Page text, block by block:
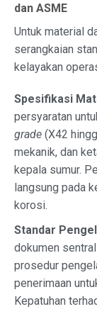
dan ASME
Untuk material
serangkaian
kelayakan
Spesifikasi
persyaratan
grade (X42
mekanik, dan
kepala sumur.
langsung pada
korosi.
Standar
dokumen
prosedur
penerimaan
Kepatuhan